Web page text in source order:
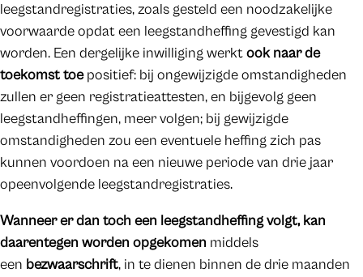
leegstandregistraties, zoals gesteld een noodzakelijke
voorwaarde opdat een leegstandheffing gevestigd kan
worden. Een dergelijke inwilliging werktook naar de
toekomst toepositief: bij ongewijzigde omstandigheden
zullen er geen registratieattesten, en bijgevolg geen
leegstandheffingen, meer volgen; bij gewijzigde
omstandigheden zou een eventuele heffing zich pas
kunnen voordoen na een nieuwe periode van drie jaar
opeenvolgende leegstandregistraties.
Wanneer er dan toch een leegstandheffing volgt, kan
daarentegen worden opgekomen middels
een bezwaarschrift, in te dienen binnen de drie maanden